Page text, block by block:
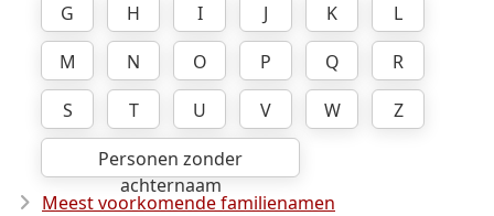
G
H I J K
L
M
N O P Q
R
S
T U V W
Z
Personen zonder
achternaam
Meest voorkomende familienamen